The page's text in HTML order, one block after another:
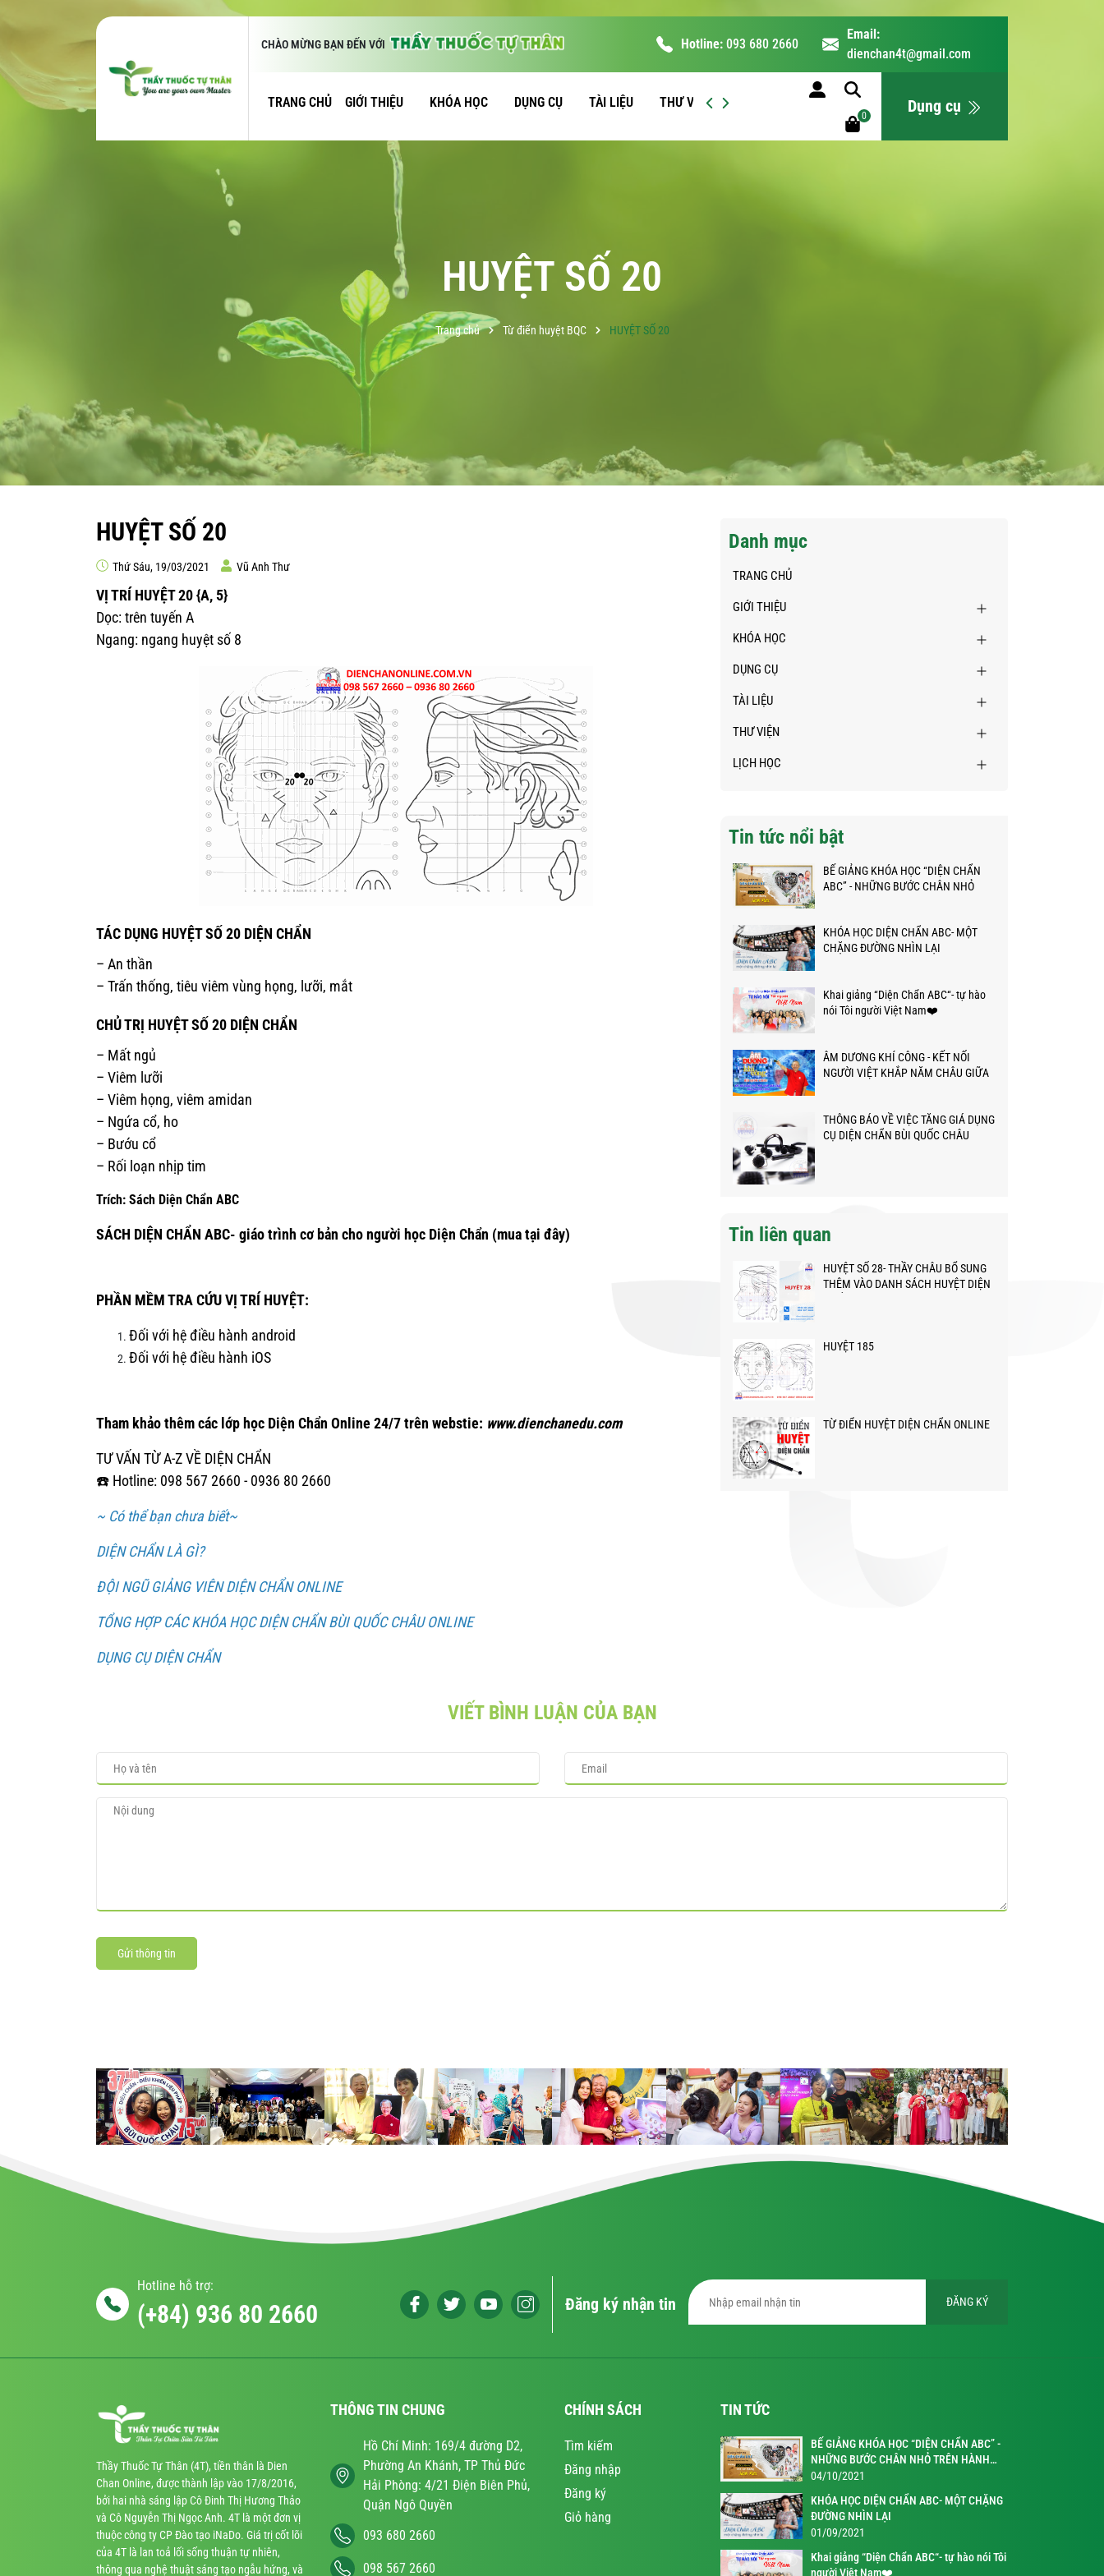
CHÀO MỪNG BẠN ĐẾN VỚI Hotline: 093 680 2660
Email:
dienchan4t@gmail.com
TRANG CHỦ GIỚI THIỆU KHÓA HỌC DỤNG CỤ TÀI LIỆU THƯ VIỆN
0 Dụng cụ
HUYỆT SỐ 20
Trang chủ Từ điển huyệt BQC HUYỆT SỐ 20
HUYỆT SỐ 20
Thứ Sáu, 19/03/2021 Vũ Anh Thư
VỊ TRÍ HUYỆT 20 {A, 5}
Dọc: trên tuyến A
Ngang: ngang huyệt số 8
TÁC DỤNG HUYỆT SỐ 20 DIỆN CHẨN
– An thần
– Trấn thống, tiêu viêm vùng họng, lưỡi, mắt
CHỦ TRỊ HUYỆT SỐ 20 DIỆN CHẨN
– Mất ngủ
– Viêm lưỡi
– Viêm họng, viêm amidan
– Ngứa cổ, ho
– Bướu cổ
– Rối loạn nhịp tim
Trích: Sách Diện Chẩn ABC
SÁCH DIỆN CHẨN ABC- giáo trình cơ bản cho người học Diện Chẩn (mua tại đây)
PHẦN MỀM TRA CỨU VỊ TRÍ HUYỆT:
Đối với hệ điều hành android
Đối với hệ điều hành iOS
Tham khảo thêm các lớp học Diện Chẩn Online 24/7 trên webstie: www.dienchanedu.com
TƯ VẤN TỪ A-Z VỀ DIỆN CHẨN
☎️ Hotline: 098 567 2660 - 0936 80 2660
~ Có thể bạn chưa biết~
DIỆN CHẨN LÀ GÌ?
ĐỘI NGŨ GIẢNG VIÊN DIỆN CHẨN ONLINE
TỔNG HỢP CÁC KHÓA HỌC DIỆN CHẨN BÙI QUỐC CHÂU ONLINE
DỤNG CỤ DIỆN CHẨN
Danh mục
TRANG CHỦ
GIỚI THIỆU
KHÓA HỌC
DỤNG CỤ
TÀI LIỆU
THƯ VIỆN
LỊCH HỌC
Tin tức nổi bật
BẾ GIẢNG KHÓA HỌC “DIỆN CHẨN
ABC” - NHỮNG BƯỚC CHÂN NHỎ
KHÓA HỌC DIỆN CHẨN ABC- MỘT
CHẶNG ĐƯỜNG NHÌN LẠI
Khai giảng “Diện Chẩn ABC“- tự hào
nói Tôi người Việt Nam❤️
ÂM DƯƠNG KHÍ CÔNG - KẾT NỐI
NGƯỜI VIỆT KHẮP NĂM CHÂU GIỮA
THÔNG BÁO VỀ VIỆC TĂNG GIÁ DỤNG
CỤ DIỆN CHẨN BÙI QUỐC CHÂU
Tin liên quan
HUYỆT SỐ 28- THẦY CHÂU BỔ SUNG
THÊM VÀO DANH SÁCH HUYỆT DIỆN
HUYỆT 185
TỪ ĐIỂN HUYỆT DIỆN CHẨN ONLINE
VIẾT BÌNH LUẬN CỦA BẠN
Gửi thông tin
Hotline hỗ trợ:
(+84) 936 80 2660 Đăng ký nhận tin ĐĂNG KÝ
Thầy Thuốc Tự Thân (4T), tiền thân là Dien
Chan Online, được thành lập vào 17/8/2016,
bởi hai nhà sáng lập Cô Đinh Thị Hương Thảo
và Cô Nguyễn Thị Ngọc Anh. 4T là một đơn vị
thuộc công ty CP Đào tạo iNaDo. Giá trị cốt lõi
của 4T là lan toả lối sống thuận tự nhiên,
thông qua nghệ thuật sáng tạo ngẫu hứng, và
THÔNG TIN CHUNG
Hồ Chí Minh: 169/4 đường D2,
Phường An Khánh, TP Thủ Đức
Hải Phòng: 4/21 Điện Biên Phủ,
Quận Ngô Quyền
093 680 2660
098 567 2660
CHÍNH SÁCH
Tìm kiếm
Đăng nhập
Đăng ký
Giỏ hàng
TIN TỨC
BẾ GIẢNG KHÓA HỌC “DIỆN CHẨN ABC” -
NHỮNG BƯỚC CHÂN NHỎ TRÊN HÀNH
TRÌNH KỲ DIỆU
04/10/2021
KHÓA HỌC DIỆN CHẨN ABC- MỘT CHẶNG
ĐƯỜNG NHÌN LẠI
01/09/2021
Khai giảng “Diện Chẩn ABC“- tự hào nói Tôi
người Việt Nam❤️